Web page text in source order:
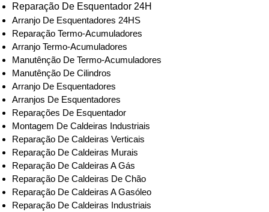
Reparação De Esquentador 24H
Arranjo De Esquentadores 24HS
Reparação Termo-Acumuladores
Arranjo Termo-Acumuladores
Manutênção De Termo-Acumuladores
Manutênção De Cilindros
Arranjo De Esquentadores
Arranjos De Esquentadores
Reparações De Esquentador
Montagem De Caldeiras Industriais
Reparação De Caldeiras Verticais
Reparação De Caldeiras Murais
Reparação De Caldeiras A Gás
Reparação De Caldeiras De Chão
Reparação De Caldeiras A Gasóleo
Reparação De Caldeiras Industriais